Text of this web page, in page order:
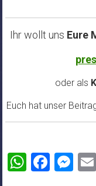
Ihr wollt uns Eure
oder als
Euch hat unser